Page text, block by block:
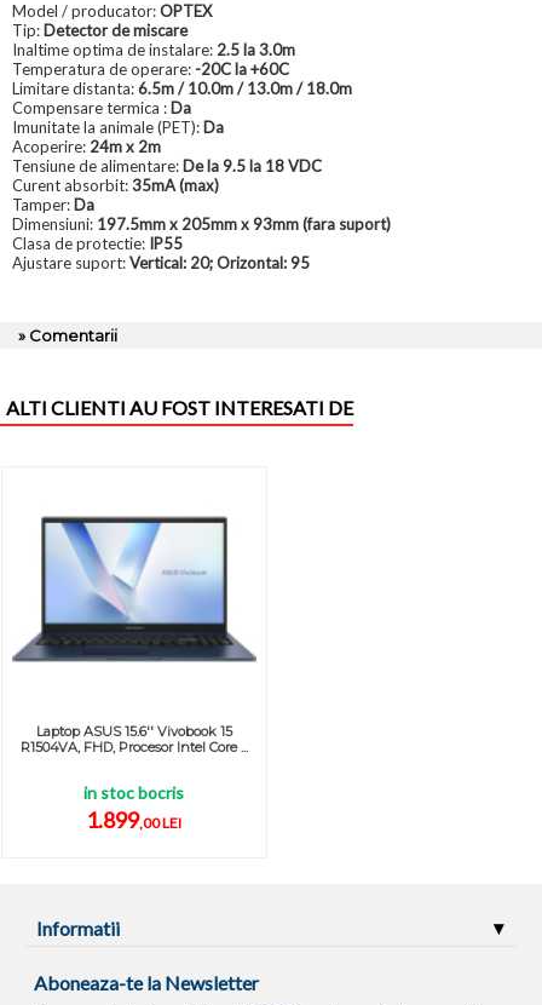
Model / producator:OPTEX
Tip: Detector de miscare
Inaltime optima de instalare: 2.5 la 3.0m
Temperatura de operare: -20C la +60C
Limitare distanta:6.5m / 10.0m / 13.0m / 18.0m
Compensare termica : Da
Imunitate la animale (PET): Da
Acoperire: 24m x 2m
Tensiune de alimentare: De la 9.5 la 18 VDC
Curent absorbit:35mA (max)
Tamper: Da
Dimensiuni: 197.5mm x 205mm x 93mm (fara suport)
Clasa de protectie: IP55
Ajustare suport:Vertical: 20; Orizontal: 95
» Comentarii
ALTI CLIENTI AU FOST INTERESATI DE
Laptop ASUS 15.6'' Vivobook 15
R1504VA, FHD, Procesor Intel Core ...
in stoc bocris
1.899,00 LEI
Informatii
Aboneaza-te la Newsletter